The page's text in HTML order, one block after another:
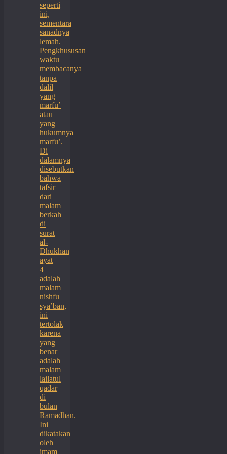
seperti
ini,
sementara
sanadnya
lemah.
Pengkhususan
waktu
membacanya
tanpa
dalil
yang
marfu’
atau
yang
hukumnya
marfu’.
Di
dalamnya
disebutkan
bahwa
tafsir
dari
malam
berkah
di
surat
al-
Dhukhan
ayat
4
adalah
malam
nishfu
sya’ban,
ini
tertolak
karena
yang
benar
adalah
malam
lailatul
qadar
di
bulan
Ramadhan.
Ini
dikatakan
oleh
imam